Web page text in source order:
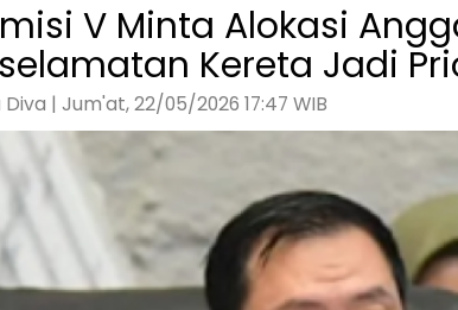
V Minta Alokasi
Kereta Jadi
| Jum'at, 22/05/2026 17:47 WIB